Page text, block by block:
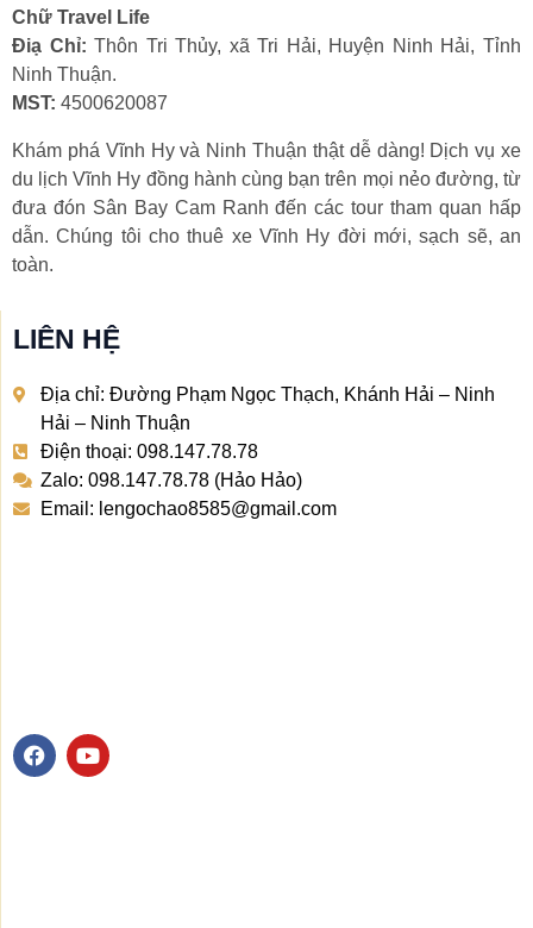
Chữ Travel Life
Điạ Chỉ: Thôn Tri Thủy, xã Tri Hải, Huyện Ninh Hải, Tỉnh
Ninh Thuận.
MST: 4500620087
Khám phá Vĩnh Hy và Ninh Thuận thật dễ dàng! Dịch vụ xe
du lịch Vĩnh Hy đồng hành cùng bạn trên mọi nẻo đường, từ
đưa đón Sân Bay Cam Ranh đến các tour tham quan hấp
dẫn. Chúng tôi cho thuê xe Vĩnh Hy đời mới, sạch sẽ, an
toàn.
LIÊN HỆ
Địa chỉ: Đường Phạm Ngọc Thạch, Khánh Hải – Ninh
Hải – Ninh Thuận
Điện thoại: 098.147.78.78
Zalo: 098.147.78.78 (Hảo Hảo)
Email: lengochao8585@gmail.com
F
a
Y
o